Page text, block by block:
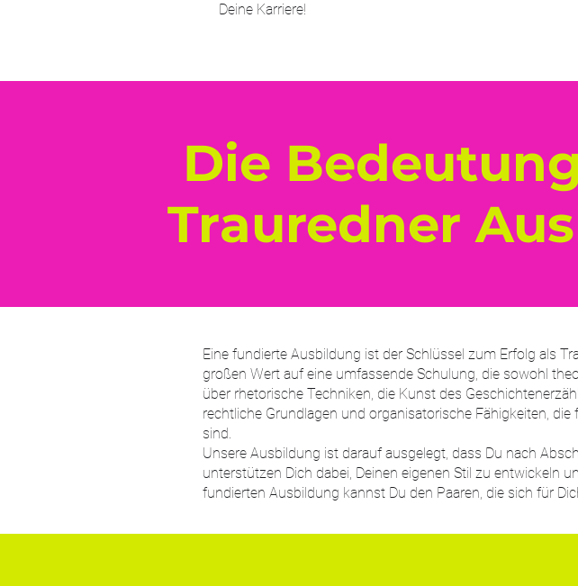
Deine Karriere!
Die
Trauredner
Eine fundierte Ausbildung ist der Schlüssel zum Erfolg als
großen Wert auf eine umfassende Schulung, die sowohl
über rhetorische Techniken, die Kunst des
rechtliche Grundlagen und organisatorische Fähigkeiten,
sind.
Unsere Ausbildung ist darauf ausgelegt, dass Du nach
unterstützen Dich dabei, Deinen eigenen Stil zu entwickeln
fundierten Ausbildung kannst Du den Paaren, die sich für